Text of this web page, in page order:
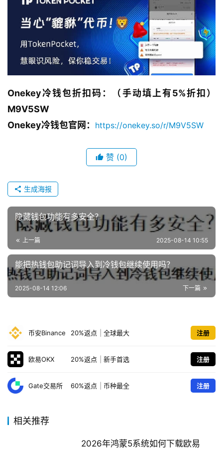
币
圈
新
闻
行
情
分
析
圈
常
见
问
Onekey冷钱包折扣码：（手动填上有5%折扣）
M9V5SW
Onekey冷钱包官网： https://onekey.so/r/M9V5SW
赞 (0)
生成海报
隐藏钱包功能有多安全？
上一篇 2025-08-14 10:55
能把热钱包助记词导入到冷钱包继续使用吗？
下一篇
2025-08-14 12:06
币安Binance 20%返点 全球最大 注册
欧易OKX 20%返点 新手首选 注册
Gate交易所 60%返点 币种最全 注册
相关推荐
2026年鸿蒙5系统如何下载欧易